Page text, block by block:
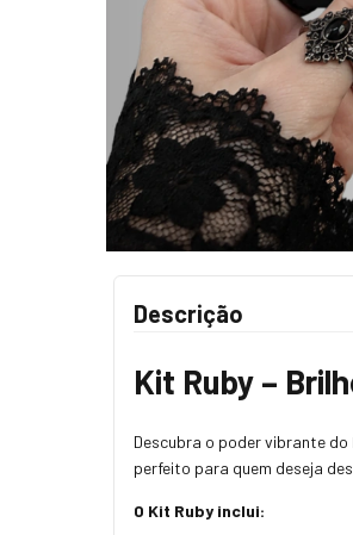
Descrição
Kit Ruby –
Descubra o poder vibrante do
perfeito para quem deseja
O Kit Ruby inclui: